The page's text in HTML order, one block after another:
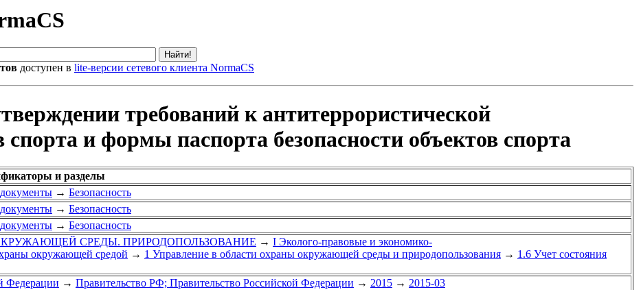
доступен в lite-версии сетевого клиента NormaCS
требований к антитеррористической
и формы паспорта безопасности объектов спорта
и разделы
→ Безопасность
→ Безопасность
→ Безопасность
СРЕДЫ. ПРИРОДОПОЛЬЗОВАНИЕ → I Эколого-правовые и экономико-
окружающей средой → 1 Управление в области охраны окружающей среды и природопользования → 1.6 Учет состояния
Федерации → Правительство РФ; Правительство Российской Федерации → 2015 → 2015-03